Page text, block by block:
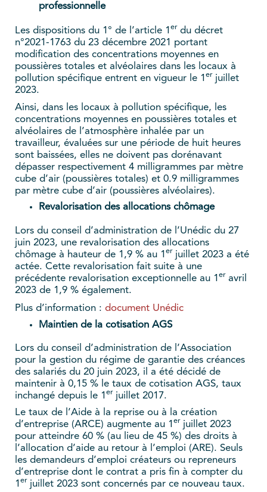
professionnelle
Les dispositions du 1° de l’article 1 er du décret
n°2021-1763 du 23 décembre 2021 portant
modification des concentrations moyennes en
poussières totales et alvéolaires dans les locaux à
pollution spécifique entrent en vigueur le 1 er juillet
2023.
Ainsi, dans les locaux à pollution spécifique, les
concentrations moyennes en poussières totales et
alvéolaires de l’atmosphère inhalée par un
travailleur, évaluées sur une période de huit heures
sont baissées, elles ne doivent pas dorénavant
dépasser respectivement 4 milligrammes par mètre
cube d’air (poussières totales) et 0.9 milligrammes
par mètre cube d’air (poussières alvéolaires).
Revalorisation des allocations chômage
Lors du conseil d’administration de l’Unédic du 27
juin 2023, une revalorisation des allocations
chômage à hauteur de 1,9 % au 1 er juillet 2023 a été
actée. Cette revalorisation fait suite à une
précédente revalorisation exceptionnelle au 1 er avril
2023 de 1,9 % également.
Plus d’information : document Unédic
Maintien de la cotisation AGS
Lors du conseil d’administration de l’Association
pour la gestion du régime de garantie des créances
des salariés du 20 juin 2023, il a été décidé de
maintenir à 0,15 % le taux de cotisation AGS, taux
inchangé depuis le 1 er juillet 2017.
Le taux de l’Aide à la reprise ou à la création
d’entreprise (ARCE) augmente au 1 er juillet 2023
pour atteindre 60 % (au lieu de 45 %) des droits à
l’allocation d’aide au retour à l’emploi (ARE). Seuls
les demandeurs d’emploi créateurs ou repreneurs
d’entreprise dont le contrat a pris fin à compter du
1 er juillet 2023 sont concernés par ce nouveau taux.